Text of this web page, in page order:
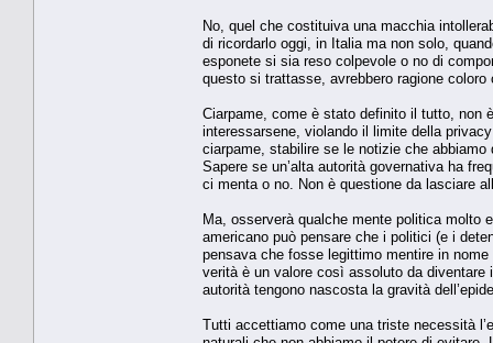
No, quel che costituiva una macchia
di ricordarlo oggi, in Italia ma non solo,
esponete si sia reso colpevole o no di
questo si trattasse, avrebbero ragione
Ciarpame, come è stato definito il tutto, non
interessarsene, violando il limite della
ciarpame, stabilire se le notizie che abbiamo
Sapere se un’alta autorità governativa ha
ci menta o no. Non è questione da lasciare
Ma, osserverà qualche mente politica molto
americano può pensare che i politici (e i
pensava che fosse legittimo mentire in
verità è un valore così assoluto da
autorità tengono nascosta la gravità
Tutti accettiamo come una triste necessità